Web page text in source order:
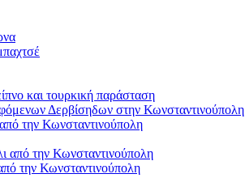
και τουρκική παράσταση
Δερβίσηδων στην Κωνσταντινούπολη
την Κωνσταντινούπολη
από την Κωνσταντινούπολη
την Κωνσταντινούπολη